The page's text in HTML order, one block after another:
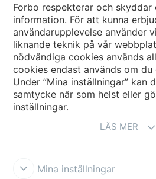
Välj land
Välj ditt land
Forbo respekterar och skyddar
information. För att kunna
användarupplevelse använder
liknande teknik på vår
nödvändiga cookies används
cookies endast används om du
Under ”Mina inställningar” kan
samtycke när som helst eller
inställningar.
LÄS MER
Mina inställningar